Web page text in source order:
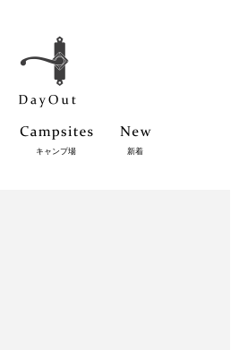
キャンプ場 新着